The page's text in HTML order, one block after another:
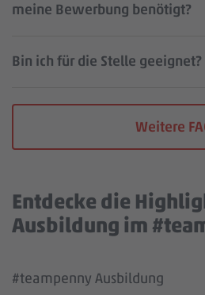
meine Bewerbung benötigt?
Bin ich für die Stelle geeignet?
Weitere
Entdecke die
Ausbildung im
Wir benötigen deine Zustimmung, um
YouTube Video Service zu laden!
#teampenny Ausbildung